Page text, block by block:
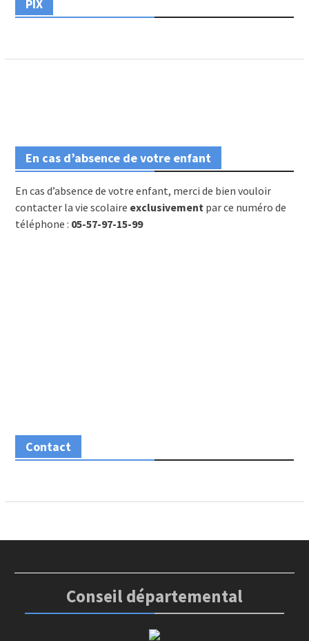
PIX
En cas d’absence de votre enfant
En cas d’absence de votre enfant, merci de bien vouloir
contacter la vie scolaire exclusivementpar ce numéro de
téléphone : 05-57-97-15-99
Contact
Conseil départemental